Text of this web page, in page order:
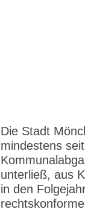
Die Stadt
mindestens
unterließ, aus
in den